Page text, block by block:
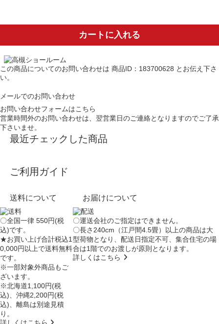
カートに入れる
この商品についてのお問い合わせは 商品ID：183700628 とお伝え下さ
い。
メールでのお問い合わせ
お問い合わせフォームはこちら
営業時間外のお問い合わせは、翌営業日のご連絡となりますのでご了承
下さいませ。
最近チェックした商品
ご利用ガイド
送料について
〇全国一律 550円(税
込)です。
★お買い上げ合計税込1
0,000円以上で送料無料
です。
※一部対象外商品もご
ざいます。
※北海道1,100円(税
込)、沖縄2,200円(税
込)、離島は別途見積
り。
お届けについて
〇運送会社のご指定はできません。
〇長さ240cm（江戸間4.5畳）以上の商品は大
型荷物となり、配送日指定不可、集合住宅の場
合は1階でのお渡しが原則となります。
詳しくはこちら